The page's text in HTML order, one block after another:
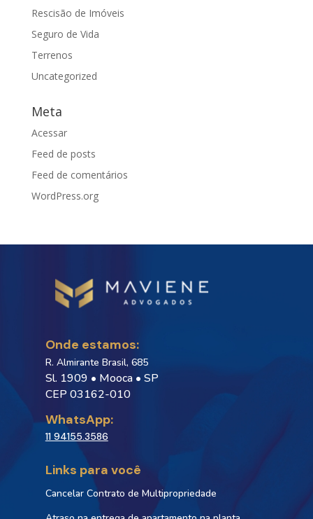
Rescisão de Imóveis
Seguro de Vida
Terrenos
Uncategorized
Meta
Acessar
Feed de posts
Feed de comentários
WordPress.org
Onde estamos:
R. Almirante Brasil, 685
Sl. 1909 • Mooca • SP
CEP 03162-010
WhatsApp:
11 94155.3586
Links para você
Cancelar Contrato de Multipropriedade